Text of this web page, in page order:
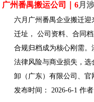
广州番禺搬运公司｜6月
六月广州番禺企业搬迁
迁址， 公司资料、合同
合规归档成为核心刚需
法律风险与商业损失，
卸（广东）有限公司、官
发布时间：2026-6-1 作